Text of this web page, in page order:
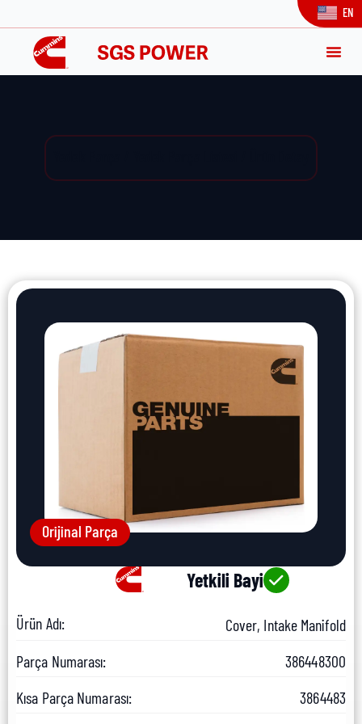
EN
Orijinal Parça
Yetkili Bayi
Ürün Adı:
Cover, Intake Manifold
Parça Numarası:
386448300
Kısa Parça Numarası:
3864483